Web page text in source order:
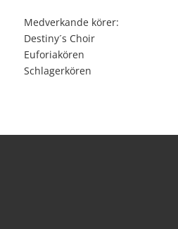
Medverkande körer:
Destiny´s Choir
Euforiakören
Schlagerkören